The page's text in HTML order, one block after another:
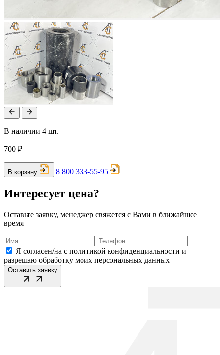
В наличии 4 шт.
700 ₽
В корзину 8 800 333-55-95
Интересует цена?
Оставьте заявку, менеджер свяжется с Вами в ближайшее
время
Я согласен/на с политикой конфиденциальности и
разрешаю обработку моих персональных данных
Оставить заявку